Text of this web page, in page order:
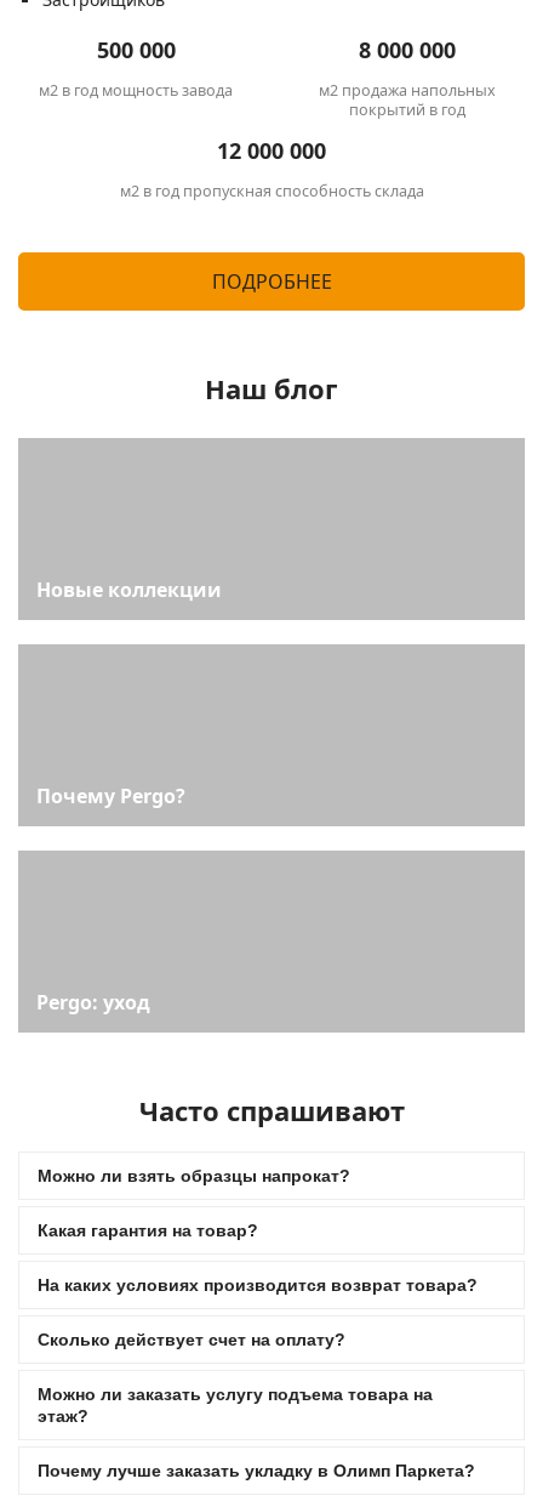
500 000
м2 в год мощностьзавода
8 000 000
м2 продажа напольных
покрытий в год
12 000 000
м2 в год пропускная способность склада
ПОДРОБНЕЕ
Наш блог
Новые коллекции
Почему Pergo?
Pergo: уход
Часто спрашивают
Можно ли взять образцы напрокат?
Какая гарантия на товар?
На каких условиях производится возврат товара?
Сколько действует счет на оплату?
Можно ли заказать услугу подъема товара на
этаж?
Почему лучше заказать укладку в Олимп Паркета?